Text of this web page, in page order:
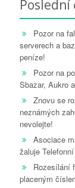
Poslední
Pozor na
serverech a
peníze!
Pozor na
Sbazar, Aukro
Znovu se
neznámých
nevolejte!
Asociace
žaluje
Rozesílání
placeným